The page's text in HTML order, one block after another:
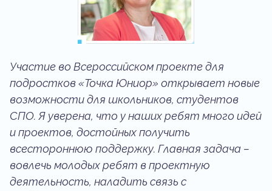
Участие во Всероссийском проекте для
подростков «Точка Юниор» открывает новые
возможности для школьников, студентов
СПО. Я уверена, что у наших ребят много идей
и проектов, достойных получить
всестороннюю поддержку. Главная задача –
вовлечь молодых ребят в проектную
деятельность, наладить связь с